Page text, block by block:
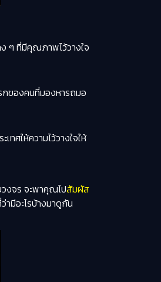
ๆ ที่มีคุณภาพไว้วางใจ
กของคนที่มองหารถมอ
ศให้ความไว้วางใจให้
งจร จะพาคุณไปสัมผัส
มีอะไรบ้างมาดูกัน